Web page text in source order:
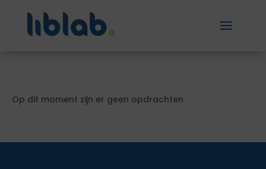
Op dit moment zijn er geen opdrachten